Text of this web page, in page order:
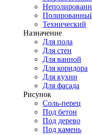
Технический
Назначение
Для пола
Для стен
Для ванной
Для коридора
Для кухни
Для фасада
Рисунок
Соль-перец
Под бетон
Под дерево
Под камень